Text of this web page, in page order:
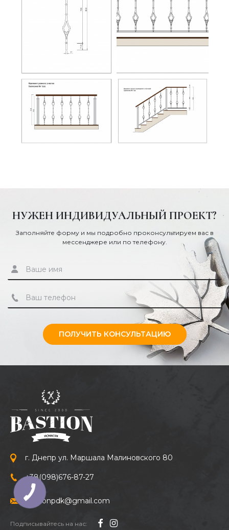
НУЖЕН ИНДИВИДУАЛЬНЫЙ ПРОЕКТ?
Заполняйте форму и мы подробно проконсультируем вас в
мессенджере или по телефону.
ПОЛУЧИТЬ КОНСУЛЬТАЦИЮ
г. Днепр ул. Маршала Малиновского 80
+38(098)676-87-27
bastionpdk@gmail.com
Подписывайтесь на нас: